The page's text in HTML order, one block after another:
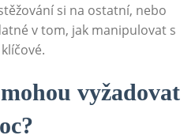
si na ostatní, nebo
v tom, jak manipulovat s
vyžadovat